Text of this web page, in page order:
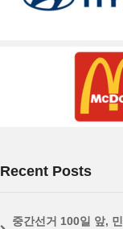
Recent Posts
중간선거 100일 앞,